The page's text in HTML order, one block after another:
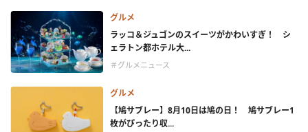
グルメ
ラッコ＆ジュゴンのスイーツがかわいすぎ！ シ
ェラトン都ホテル大...
＃グルメニュース
グルメ
【鳩サブレー】8月10日は鳩の日！ 鳩サブレー1
枚がぴったり収...